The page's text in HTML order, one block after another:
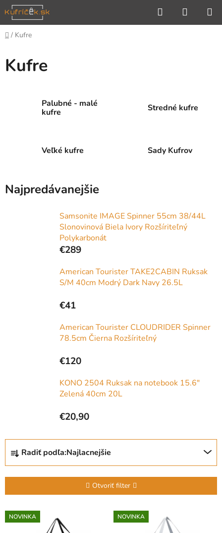
Prejsť
na
obsah
Hľadať
KOŠÍK
Domov
/ Kufre
Kufre
Palubné - malé
kufre
Stredné kufre
Veľké kufre Sady Kufrov
Najpredávanejšie
Samsonite IMAGE Spinner 55cm 38/44L
Slonovinová Biela Ivory Rozšíriteľný
Polykarbonát
€289
American Tourister TAKE2CABIN Ruksak
S/M 40cm Modrý Dark Navy 26.5L
€41
American Tourister CLOUDRIDER Spinner
78.5cm Čierna Rozšíriteľný
€120
KONO 2504 Ruksak na notebook 15.6"
Zelená 40cm 20L
€20,90
R
d
n
i
e
Radiť podľa:Najlacnejšie
Otvoriť filter
V
ýNOVINKA NOVINKA